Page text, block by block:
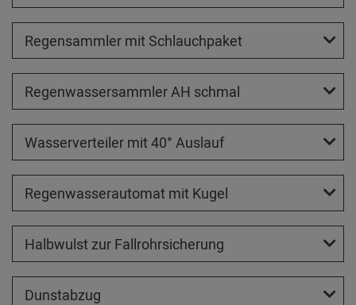
Regensammler mit Schlauchpaket
Regenwassersammler AH schmal
Wasserverteiler mit 40° Auslauf
Regenwasserautomat mit Kugel
Halbwulst zur Fallrohrsicherung
Dunstabzug